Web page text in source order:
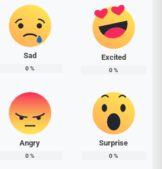
Sad
0%
Excited
0%
Angry
0%
Surprise
0%